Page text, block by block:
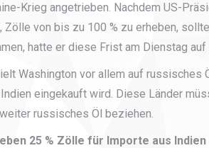
Krieg angetrieben. Nachdem US-
Zölle von bis zu 100 % zu erheben,
hatte er diese Frist am Dienstag auf
Washington vor allem auf russisches
eingekauft wird. Diese Länder
russisches Öl beziehen.
25 % Zölle für Importe aus Indien